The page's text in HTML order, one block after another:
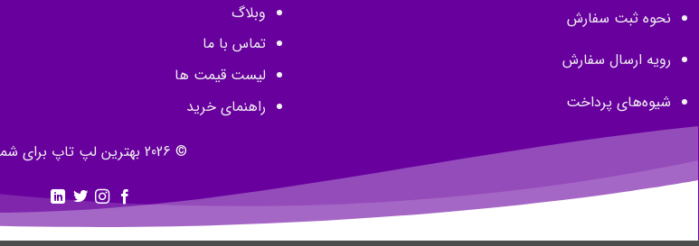
نحوه ثبت سفارش
رویه ارسال سفارش
شیوه‌های پرداخت
وبلاگ
تماس با ما
لیست قیمت ها
راهنمای خرید
© 2026 بهترین لپ تاپ برای شما